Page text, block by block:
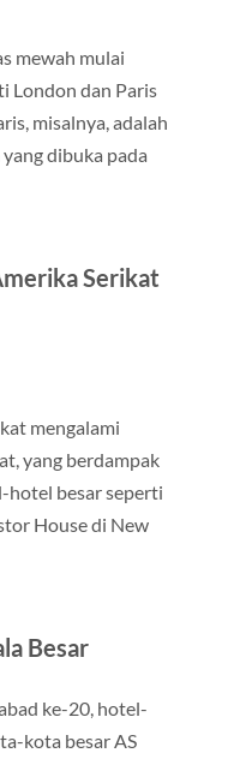
mewah mulai
London dan Paris
misalnya, adalah
dibuka pada
Serikat
mengalami
yang berdampak
hotel besar seperti
House di New
Besar
ke-20, hotel-
kota besar AS